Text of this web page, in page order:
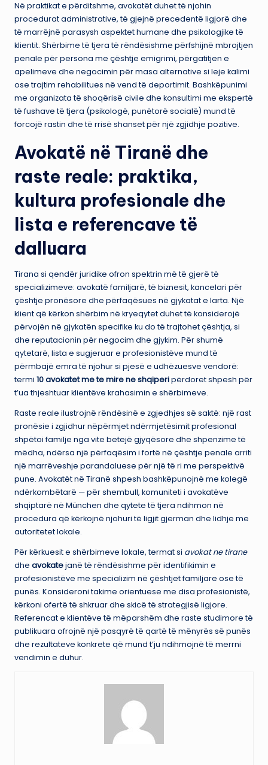
Në praktikat e përditshme, avokatët duhet të njohin
procedurat administrative, të gjejnë precedentë ligjorë dhe
të marrëjnë parasysh aspektet humane dhe psikologjike të
klientit. Shërbime të tjera të rëndësishme përfshijnë mbrojtjen
penale për persona me çështje emigrimi, përgatitjen e
apelimeve dhe negocimin për masa alternative si leje kalimi
ose trajtim rehabilitues në vend të deportimit. Bashkëpunimi
me organizata të shoqërisë civile dhe konsultimi me ekspertë
të fushave të tjera (psikologë, punëtorë socialë) mund të
forcojë rastin dhe të rrisë shanset për një zgjidhje pozitive.
Avokatë në Tiranë dhe
raste reale: praktika,
kultura profesionale dhe
lista e referencave të
dalluara
Tirana si qendër juridike ofron spektrin më të gjerë të
specializimeve: avokatë familjarë, të biznesit, kancelari për
çështje pronësore dhe përfaqësues në gjykatat e larta. Një
klient që kërkon shërbim në kryeqytet duhet të konsiderojë
përvojën në gjykatën specifike ku do të trajtohet çështja, si
dhe reputacionin për negocim dhe gjykim. Për shumë
qytetarë, lista e sugjeruar e profesionistëve mund të
përmbajë emra të njohur si pjesë e udhëzuesve vendorë:
termi 10 avokatet me te mire ne shqiperipërdoret shpesh për
t’ua thjeshtuar klientëve krahasimin e shërbimeve.
Raste reale ilustrojnë rëndësinë e zgjedhjes së saktë: një rast
pronësie i zgjidhur nëpërmjet ndërmjetësimit profesional
shpëtoi familje nga vite betejë gjyqësore dhe shpenzime të
mëdha, ndërsa një përfaqësim i fortë në çështje penale arriti
një marrëveshje parandaluese për një të ri me perspektivë
pune. Avokatët në Tiranë shpesh bashkëpunojnë me kolegë
ndërkombëtarë — për shembull, komuniteti i avokatëve
shqiptarë në München dhe qytete të tjera ndihmon në
procedura që kërkojnë njohuri të ligjit gjerman dhe lidhje me
autoritetet lokale.
Për kërkuesit e shërbimeve lokale, termat si avokat ne tirane
dhe avokatejanë të rëndësishme për identifikimin e
profesionistëve me specializim në çështjet familjare ose të
punës. Konsideroni takime orientuese me disa profesionistë,
kërkoni ofertë të shkruar dhe skicë të strategjisë ligjore.
Referencat e klientëve të mëparshëm dhe raste studimore të
publikuara ofrojnë një pasqyrë të qartë të mënyrës së punës
dhe rezultateve konkrete që mund t’ju ndihmojnë të merrni
vendimin e duhur.